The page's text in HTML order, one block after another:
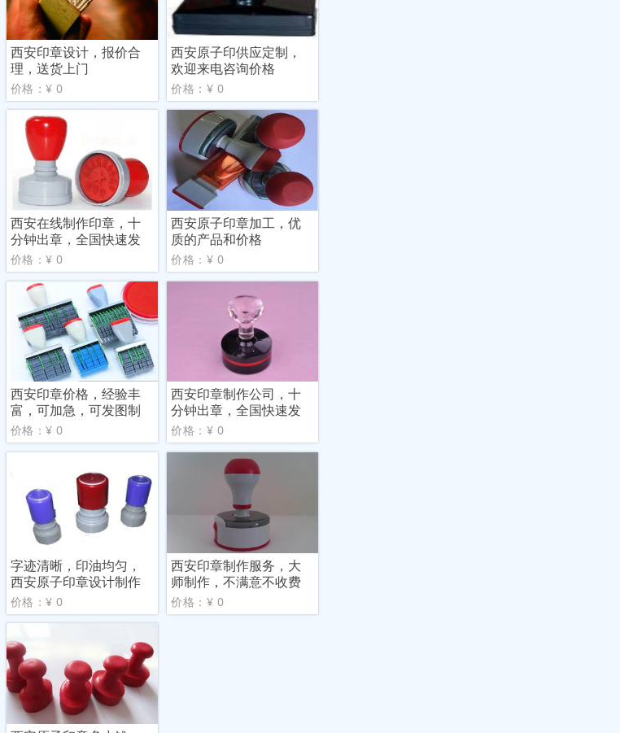
西安印章设计，报价合
理，送货上门
价格：¥ 0
西安原子印供应定制，
欢迎来电咨询价格
价格：¥ 0
西安在线制作印章，十
分钟出章，全国快速发
货
价格：¥ 0
西安原子印章加工，优
质的产品和价格
价格：¥ 0
西安印章价格，经验丰
富，可加急，可发图制
作
价格：¥ 0
西安印章制作公司，十
分钟出章，全国快速发
货
价格：¥ 0
字迹清晰，印油均匀，
西安原子印章设计制作
价格：¥ 0
西安印章制作服务，大
师制作，不满意不收费
价格：¥ 0